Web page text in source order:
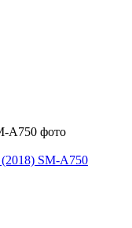
A750 фото
SM-A750